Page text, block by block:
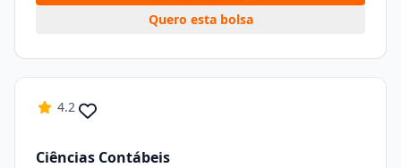
Quero esta bolsa
4.2
Ciências Contábeis